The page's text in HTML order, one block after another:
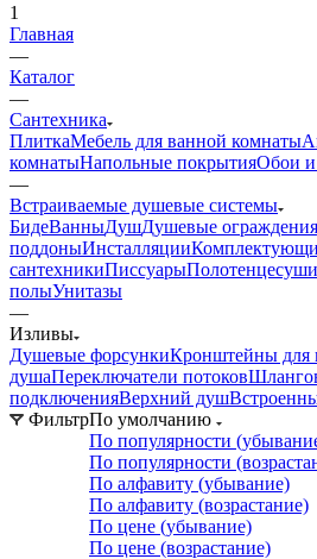
1
Главная
—
Каталог
—
Сантехника
ПлиткаМебель для ванной комнаты
комнатыНапольные покрытияОбои и
—
Встраиваемые душевые системы
БидеВанныДушДушевые
поддоныИнсталляции
сантехникиПиссуары
полыУнитазы
—
Изливы
Душевые форсункиКронштейны для
душаПереключатели потоков
подключенияВерхний душ
ФильтрПо умолчанию
По популярности
По популярности
По алфавиту (убывание)
По алфавиту (возрастание)
По цене (убывание)
По цене (возрастание)